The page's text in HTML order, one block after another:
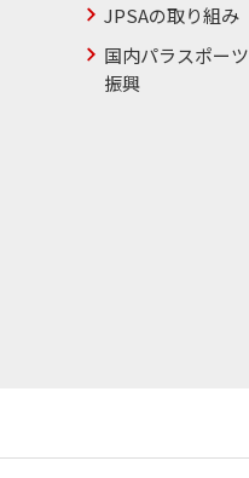
JPSAの取り組み
国内パラスポーツ
振興